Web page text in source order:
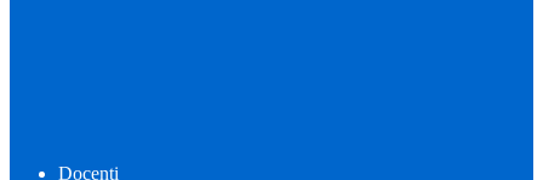
Docenti